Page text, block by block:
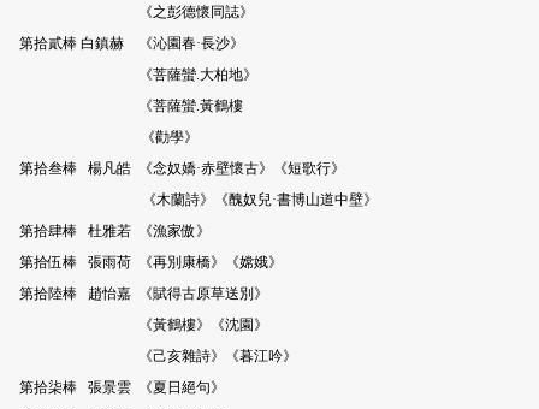
《之彭德懷同誌》
第拾貳棒 白鎮赫 《沁園春·長沙》
《菩薩蠻.大柏地》
《菩薩蠻.黃鶴樓
《勸學》
第拾叁棒 楊凡皓 《念奴嬌·赤壁懷古》《短歌行》
《木蘭詩》《醜奴兒·書博山道中壁》
第拾肆棒 杜雅若 《漁家傲》
第拾伍棒 張雨荷 《再別康橋》《嫦娥》
第拾陸棒 趙怡嘉 《賦得古原草送別》
《黃鶴樓》《沈園》
《己亥雜詩》《暮江吟》
第拾柒棒 張景雲 《夏日絕句》